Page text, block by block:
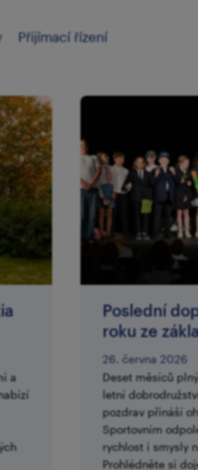
Přijímací řízení
a
Poslední
roku ze
26. června 2026
Deset měsíců
letní
pozdrav přináší
Sportovním
rychlost i smysly
Prohlédněte si